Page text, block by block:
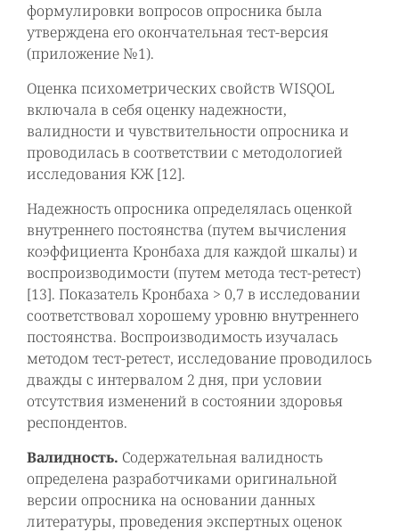
формулировки вопросов опросника была
утверждена его окончательная тест-версия
(приложение №1).
Оценка психометрических свойств WISQOL
включала в себя оценку надежности,
валидности и чувствительности опросника и
проводилась в соответствии с методологией
исследования КЖ [12].
Надежность опросника определялась оценкой
внутреннего постоянства (путем вычисления
коэффициента Кронбаха для каждой шкалы) и
воспроизводимости (путем метода тест-ретест)
[13]. Показатель Кронбаха > 0,7 в исследовании
соответствовал хорошему уровню внутреннего
постоянства. Воспроизводимость изучалась
методом тест-ретест, исследование проводилось
дважды с интервалом 2 дня, при условии
отсутствия изменений в состоянии здоровья
респондентов.
Валидность. Содержательная валидность
определена разработчиками оригинальной
версии опросника на основании данных
литературы, проведения экспертных оценок